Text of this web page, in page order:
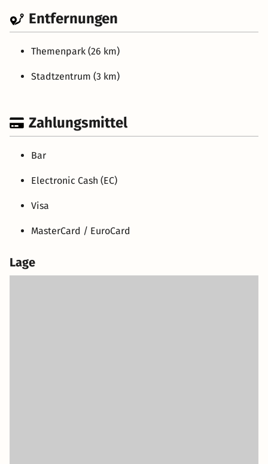
Entfernungen
Themenpark (26 km)
Stadtzentrum (3 km)
Zahlungsmittel
Bar
Electronic Cash (EC)
Visa
MasterCard / EuroCard
Lage